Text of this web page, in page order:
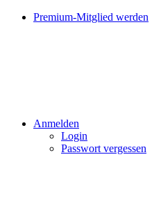
Premium-Mitglied werden
Anmelden
Login
Passwort vergessen